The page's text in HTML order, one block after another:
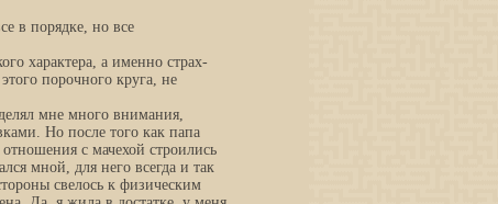
в порядке, но все
характера, а именно страх-
порочного круга, не
мне много внимания,
Но после того как папа
с мачехой строились
мной, для него всегда и так
свелось к физическим